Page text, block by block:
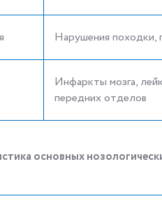
Нарушения походки,
Инфаркты мозга,
передних отделов
основных